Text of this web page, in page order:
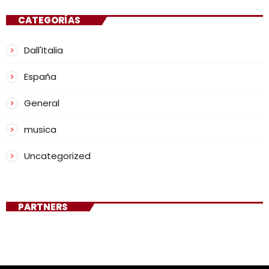
CATEGORÍAS
Dall'Italia
España
General
musica
Uncategorized
PARTNERS